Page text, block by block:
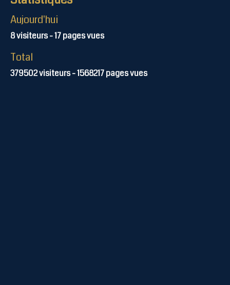
Aujourd'hui
8visiteurs -17pages vues
Total
379502visiteurs -1568217pages vues